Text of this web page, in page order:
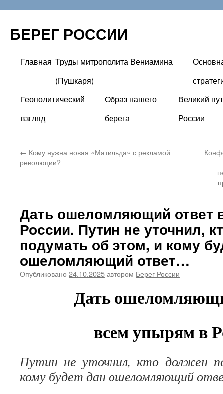
БЕРЕГ РОССИИ
Перейти
содержимому
Главная Труды митрополита Вениамина
(Пушкаря)
Геополитический
взгляд
Образ нашего
берега
Великий
России
← Кому нужна новая «Матильда» с рекламой
революции?
Дать ошеломляющий ответ
России. Путин не уточнил,
подумать об этом, и кому
ошеломляющий ответ…
Опубликовано 24.10.2025автором Берег России
Дать
всем упырям в
Путин не уточнил, кто должен
кому будет дан ошеломляющий